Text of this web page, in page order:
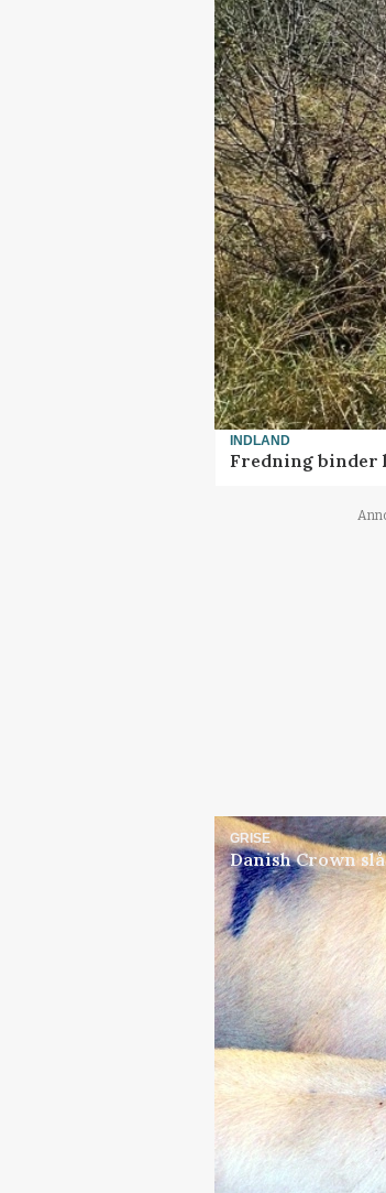
INDLAND
Fredning binder
GRISE
Danish Crown
Jobsi
Elevplads
placement